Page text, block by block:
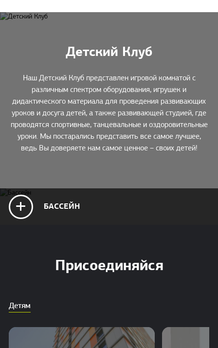
Детский Клуб
Наш Детский Клуб представлен игровой комнатой с
различным спектром оборудования, игрушек и
дидактического материала для проведения развивающих
уроков и досуга детей, а также развивающей студией, где
проводятся спортивные, танцевальные и оздоровительные
уроки. Мы постарались представить все самое лучшее,
ведь Вы доверяете нам самое ценное – своих детей!
БАССЕЙН
+
Присоединяйся
Детям